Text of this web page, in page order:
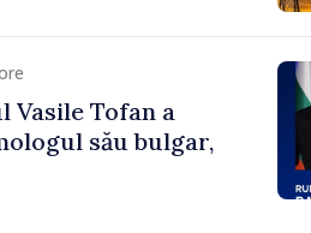
Tofan a
său bulgar,